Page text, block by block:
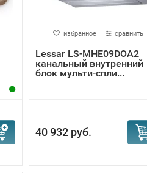
избранное сравнить
Lessar LS-MHE09DOA2
канальный внутренний
блок мульти-спли...
40 932 руб.